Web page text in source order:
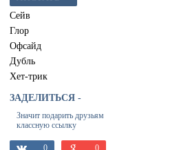
Сейв
Глор
Офсайд
Дубль
Хет-трик
ЗАДЕЛИТЬСЯ -
Значит подарить друзьям
классную ссылку